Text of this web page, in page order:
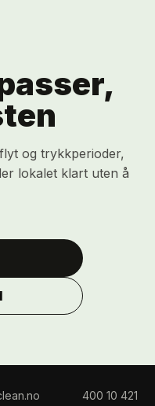
og trykkperioder,
lokalet klart uten å
400 10 421